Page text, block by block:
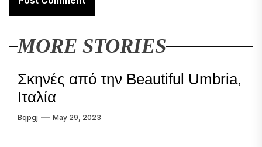
MORE STORIES
Σκηνές από την Beautiful Umbria,
Ιταλία
Bqpgj May 29, 2023